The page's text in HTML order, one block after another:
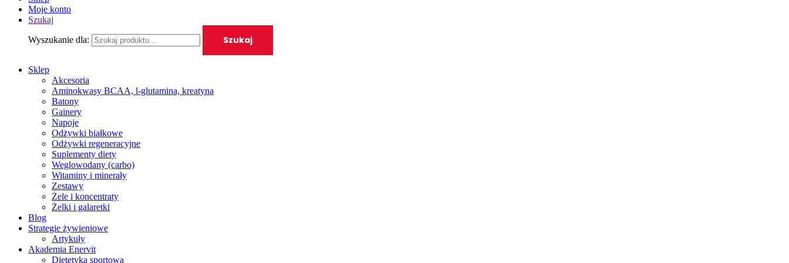
Moje konto
Szukaj
Wyszukanie dla: Szukaj
Sklep
Akcesoria
Aminokwasy BCAA, l-glutamina, kreatyna
Batony
Gainery
Napoje
Odżywki białkowe
Odżywki regeneracyjne
Suplementy diety
Weglowodany (carbo)
Witaminy i minerały
Zestawy
Żele i koncentraty
Żelki i galaretki
Blog
Strategie żywieniowe
Artykuły
Akademia Enervit
Dietetyka sportowa